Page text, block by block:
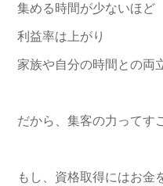
集める時間が少ないほど
利益率は上がり
家族や自分の時間との両
だから、集客の力ってす
もし、資格取得にはお金